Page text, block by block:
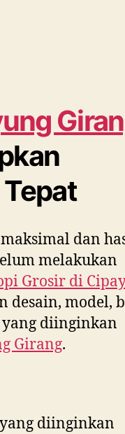
dan
melakukan
Grosir di
desain, model,
diinginkan
Girang.
diinginkan